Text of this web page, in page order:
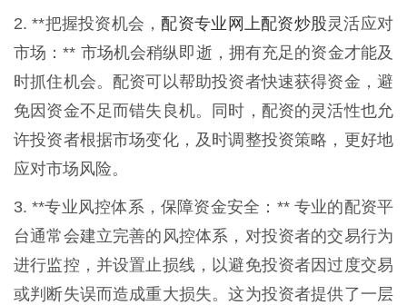
2. **把握投资机会， 配资专业网上配资炒股灵活应对
市场：** 市场机会稍纵即逝，拥有充足的资金才能及
时抓住机会。配资可以帮助投资者快速获得资金，避
免因资金不足而错失良机。同时，配资的灵活性也允
许投资者根据市场变化，及时调整投资策略，更好地
应对市场风险。
3. **专业风控体系，保障资金安全：** 专业的配资平
台通常会建立完善的风控体系，对投资者的交易行为
进行监控，并设置止损线，以避免投资者因过度交易
或判断失误而造成重大损失。这为投资者提供了一层